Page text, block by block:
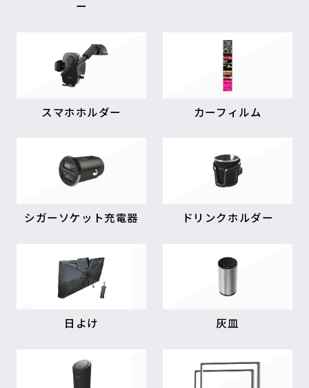
ー
スマホホルダー カーフィルム
シガーソケット充電器 ドリンクホルダー
日よけ 灰皿